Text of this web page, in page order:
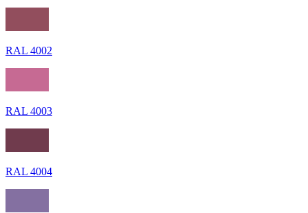
RAL 4002
RAL 4003
RAL 4004